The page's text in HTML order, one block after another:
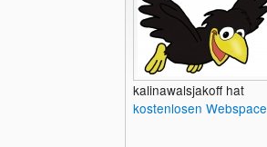
kalinawalsjakoff hat
kostenlosen Webspace